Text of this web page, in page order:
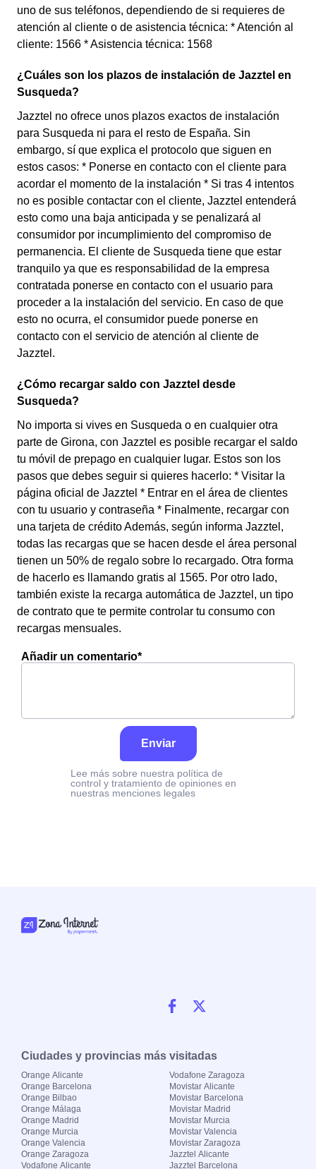
uno de sus teléfonos, dependiendo de si requieres de
atención al cliente o de asistencia técnica: * Atención al
cliente: 1566 * Asistencia técnica: 1568
¿Cuáles son los plazos de instalación de Jazztel en
Susqueda?
Jazztel no ofrece unos plazos exactos de instalación
para Susqueda ni para el resto de España. Sin
embargo, sí que explica el protocolo que siguen en
estos casos: * Ponerse en contacto con el cliente para
acordar el momento de la instalación * Si tras 4 intentos
no es posible contactar con el cliente, Jazztel entenderá
esto como una baja anticipada y se penalizará al
consumidor por incumplimiento del compromiso de
permanencia. El cliente de Susqueda tiene que estar
tranquilo ya que es responsabilidad de la empresa
contratada ponerse en contacto con el usuario para
proceder a la instalación del servicio. En caso de que
esto no ocurra, el consumidor puede ponerse en
contacto con el servicio de atención al cliente de
Jazztel.
¿Cómo recargar saldo con Jazztel desde
Susqueda?
No importa si vives en Susqueda o en cualquier otra
parte de Girona, con Jazztel es posible recargar el saldo
tu móvil de prepago en cualquier lugar. Estos son los
pasos que debes seguir si quieres hacerlo: * Visitar la
página oficial de Jazztel * Entrar en el área de clientes
con tu usuario y contraseña * Finalmente, recargar con
una tarjeta de crédito Además, según informa Jazztel,
todas las recargas que se hacen desde el área personal
tienen un 50% de regalo sobre lo recargado. Otra forma
de hacerlo es llamando gratis al 1565. Por otro lado,
también existe la recarga automática de Jazztel, un tipo
de contrato que te permite controlar tu consumo con
recargas mensuales.
Añadir un comentario*
Enviar
Lee más sobre nuestra política de
control y tratamiento de opiniones en
nuestras menciones legales
Ciudades y provincias más visitadas
Orange Alicante
Orange Barcelona
Orange Bilbao
Orange Málaga
Orange Madrid
Orange Murcia
Orange Valencia
Orange Zaragoza
Vodafone Alicante
Vodafone Zaragoza
Movistar Alicante
Movistar Barcelona
Movistar Madrid
Movistar Murcia
Movistar Valencia
Movistar Zaragoza
Jazztel Alicante
Jazztel Barcelona